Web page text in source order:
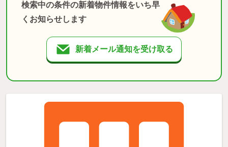
検索中の条件の新着物件情報をいち早
くお知らせします
新着メール通知を受け取る